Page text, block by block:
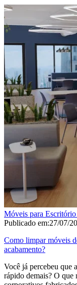
Móveis para
Publicado em:27/07/
Como limpar móveis
acabamento?
Você já percebeu que
rápido demais? O que